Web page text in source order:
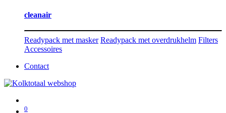
cleanair
Readypack met masker Readypack met overdrukhelm Filters
Accessoires
Contact
0